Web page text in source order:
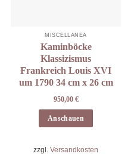
MISCELLANEA
Kaminböcke
Klassizismus
Frankreich Louis XVI
um 1790 34 cm x 26 cm
950,00 €
Anschauen
zzgl. Versandkosten